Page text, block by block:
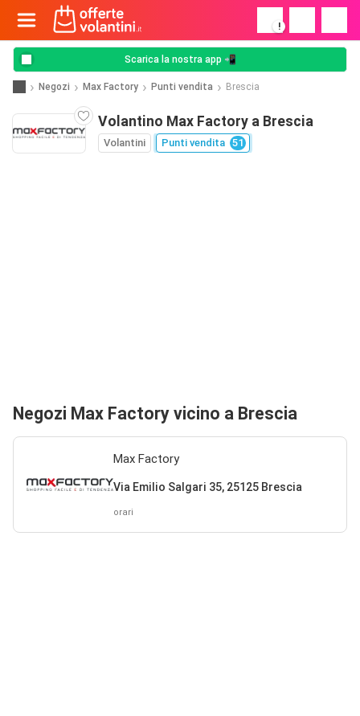
!
Scarica la nostra app 📲
Negozi Max Factory Punti vendita Brescia
Volantino Max Factory a Brescia
Volantini Punti vendita 51
Negozi Max Factory vicino a Brescia
Max Factory
Via Emilio Salgari 35, 25125 Brescia
orari